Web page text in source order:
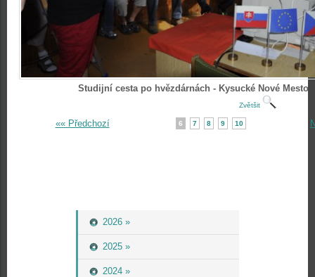
2026 »
2025 »
2024 »
Studijní cesta po hvězdárnách - Kysucké Nové Mesto
Zvětšit
«« Předchozí 6 7 8 9 10